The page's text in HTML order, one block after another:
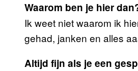
Waarom ben je hier
Ik weet niet waarom ik
gehad, janken en alles
Altijd fijn als je een